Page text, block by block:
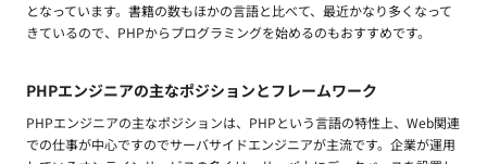
となっています。書籍の数もほかの言語と比べて、最近かなり多くなって
きているので、PHPからプログラミングを始めるのもおすすめです。
PHPエンジニアの主なポジションとフレームワーク
PHPエンジニアの主なポジションは、PHPという言語の特性上、Web関連
での仕事が中心ですのでサーバサイドエンジニアが主流です。企業が運用